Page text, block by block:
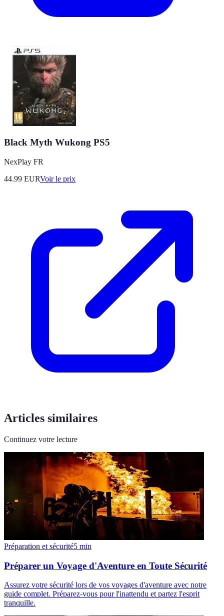
Black Myth Wukong PS5
NexPlay FR
44.99 EURVoir le prix
Articles similaires
Continuez votre lecture
Préparation et sécurité5 min
Préparer un Voyage d'Aventure en Toute Sécurité
Assurez votre sécurité lors de vos voyages d'aventure avec notre
guide complet. Préparez-vous pour l'inattendu et partez l'esprit
tranquille.